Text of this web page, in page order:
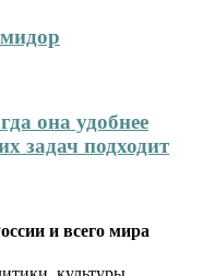
она удобнее
задач подходит
и всего мира